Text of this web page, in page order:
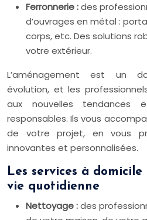
Ferronnerie :des
d’ouvrages en métal :
corps, etc. Des solutions
votre extérieur.
L’aménagement est un
évolution, et les
aux nouvelles tendances
responsables. Ils vous
de votre projet, en vous
innovantes et personnalisées.
Les services à
vie quotidienne
Nettoyage :des